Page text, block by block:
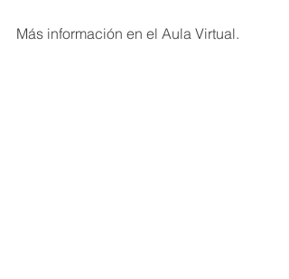
Más información en el Aula Virtual.